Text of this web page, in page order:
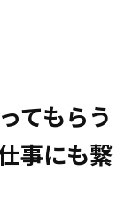
てもらう
事にも繋